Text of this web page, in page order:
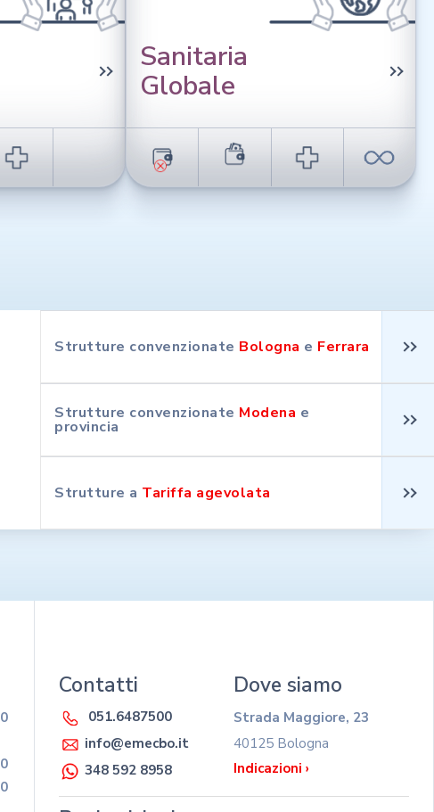
Sanitaria
Globale
Strutture convenzionate Bologna e Ferrara
Strutture convenzionate Modena e
provincia
Strutture a Tariffa agevolata
Contatti
051.6487500
info@emecbo.it
348 592 8958
Dove siamo
Strada Maggiore, 23
40125 Bologna
Indicazioni ›